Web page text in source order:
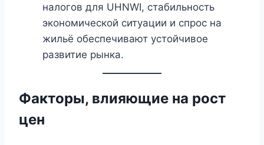
налогов для UHNWI, стабильность
экономической ситуации и спрос на
жильё обеспечивают устойчивое
развитие рынка.
Факторы, влияющие на рост
цен